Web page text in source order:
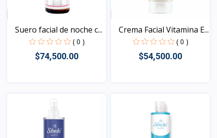
Suero facial de noche c...
( 0 )
$74,500.00
Crema Facial Vitamina E...
( 0 )
$54,500.00